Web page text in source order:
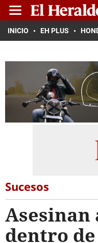
INICIO EH PLUS
Sucesos
Asesinan
dentro